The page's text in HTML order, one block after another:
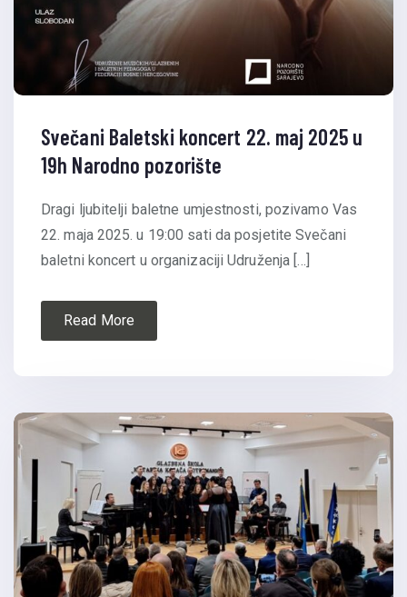
Svečani Baletski koncert 22. maj 2025 u
19h Narodno pozorište
Dragi ljubitelji baletne umjestnosti, pozivamo Vas
22. maja 2025. u 19:00 sati da posjetite Svečani
baletni koncert u organizaciji Udruženja […]
Read More